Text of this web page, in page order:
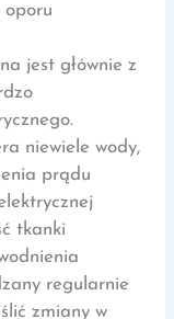
oporu
jest głównie z
niewiele wody,
prądu
tkanki
regularnie
zmiany w